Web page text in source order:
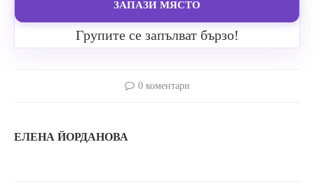
ЗАПАЗИ МЯСТО
Групите се запълват бързо!
0 коментари
ЕЛЕНА ЙОРДАНОВА